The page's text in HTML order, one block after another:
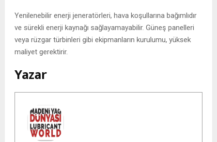
Yenilenebilir enerji jeneratörleri, hava koşullarına bağımlıdır
ve sürekli enerji kaynağı sağlayamayabilir. Güneş panelleri
veya rüzgar türbinleri gibi ekipmanların kurulumu, yüksek
maliyet gerektirir.
Yazar